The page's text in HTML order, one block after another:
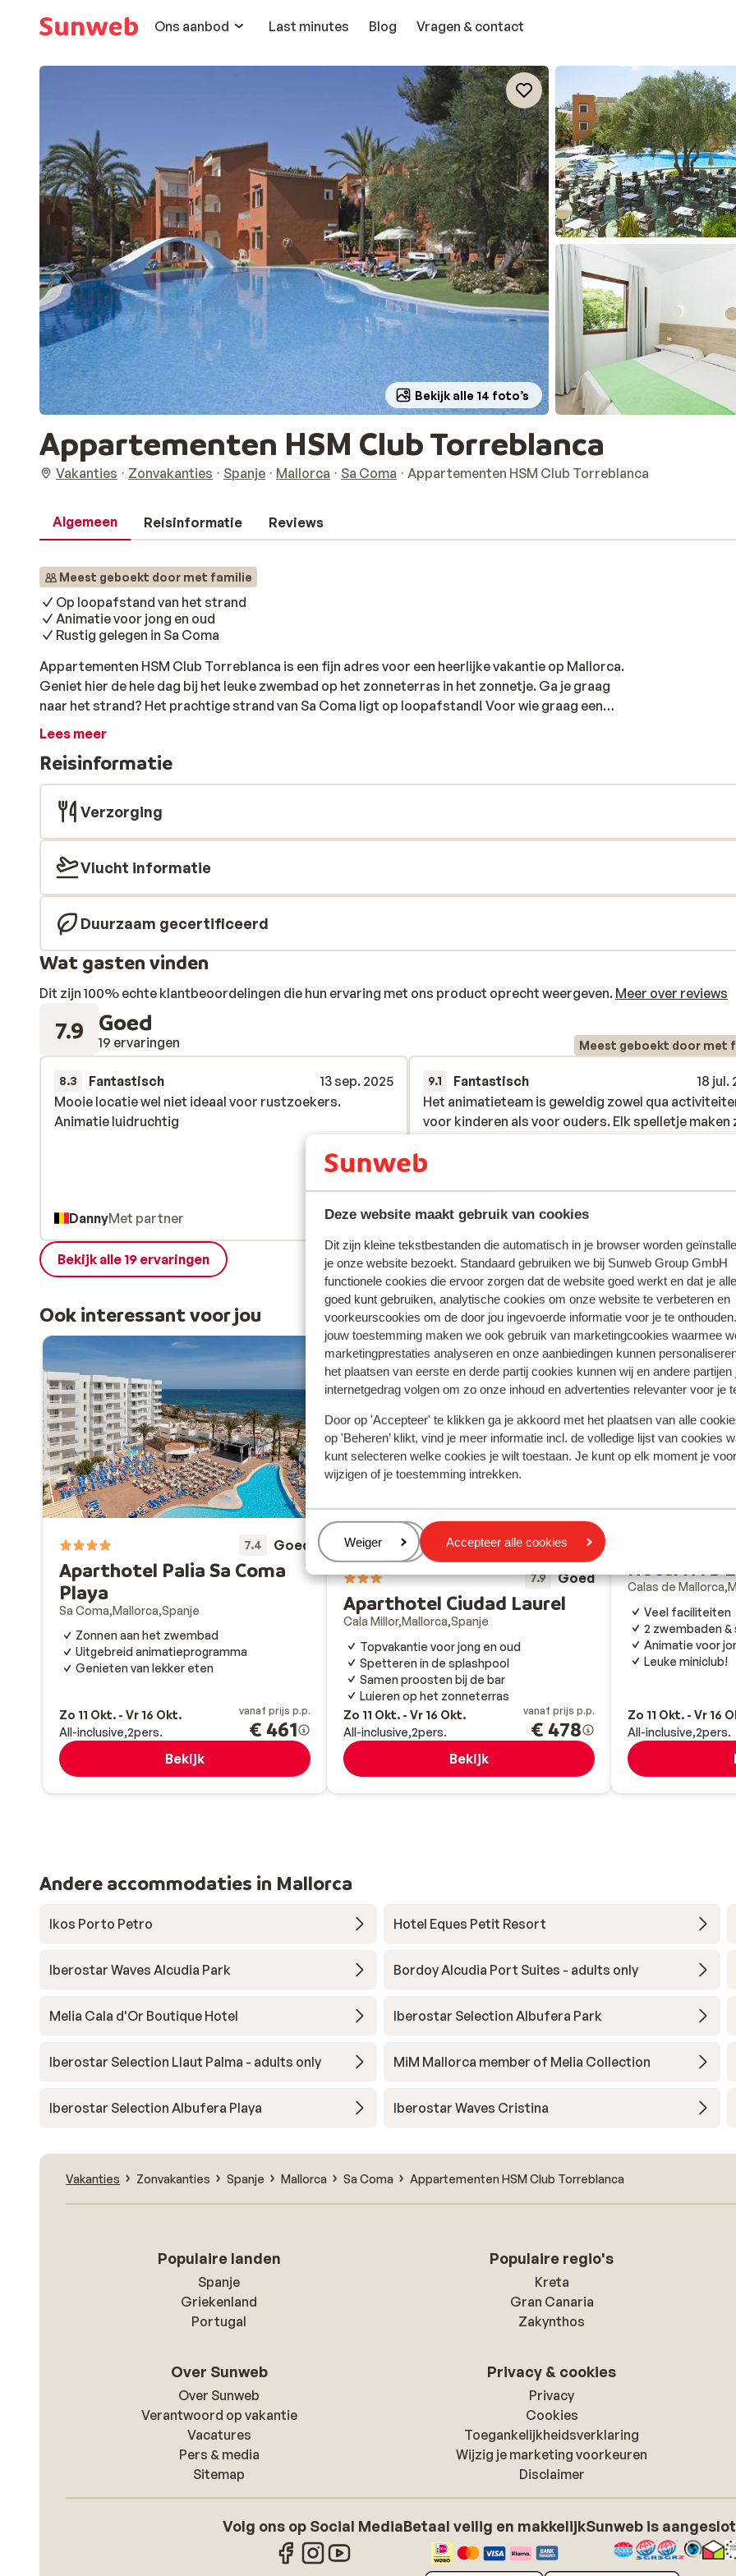
Deze website maakt gebruik van cookies
Dit zijn kleine tekstbestanden die automatisch in je browser worden
je onze website bezoekt. Standaard gebruiken we bij Sunweb Group GmbH
functionele cookies die ervoor zorgen dat de website goed werkt en dat je
goed kunt gebruiken, analytische cookies om onze website te verbeteren en
voorkeurscookies om de door jou ingevoerde informatie voor je te
jouw toestemming maken we ook gebruik van marketingcookies waarmee
marketingprestaties analyseren en onze aanbiedingen kunnen
het plaatsen van eerste en derde partij cookies kunnen wij en andere partijen
internetgedrag volgen om zo onze inhoud en advertenties relevanter voor je
Door op 'Accepteer' te klikken ga je akkoord met het plaatsen van alle
op 'Beheren’ klikt, vind je meer informatie incl. de volledige lijst van cookies
kunt selecteren welke cookies je wilt toestaan. Je kunt op elk moment je
wijzigen of je toestemming intrekken.
Beheren
Weiger Accepteer alle cookies
Ons aanbod
Last minutes Blog Vragen & contact
Bekijk alle 14 foto’s
Appartementen HSM Club Torreblanca
Vakanties Zonvakanties Spanje Mallorca Sa Coma Appartementen HSM Club Torreblanca
Algemeen Reisinformatie Reviews
Meest geboekt door met familie
Op loopafstand van het strand
Animatie voor jong en oud
Rustig gelegen in Sa Coma
Appartementen HSM Club Torreblanca is een fijn adres voor een heerlijke vakantie op Mallorca.
Geniet hier de hele dag bij het leuke zwembad op het zonneterras in het zonnetje. Ga je graag
naar het strand? Het prachtige strand van Sa Coma ligt op loopafstand! Voor wie graag een
beetje actief is tijdens de vakantie worden er diverse activiteiten georganiseerd door het
prachtig!
Lees meer
Reisinformatie
Verzorging
Vlucht informatie
Duurzaam gecertificeerd
Wat gasten vinden
Dit zijn 100% echte klantbeoordelingen die hun ervaring met ons product oprecht weergeven. Meer over reviews
7.9 Goed
19 ervaringen Meest geboekt door met
8.3 Fantastisch
13 sep. 2025
Mooie locatie wel niet ideaal voor rustzoekers.
Animatie luidruchtig
Mooie locatie wel niet ideaal voor rustzoekers.
Animatie luidruchtig
DannyMet partner
9.1 Fantastisch
18 jul.
Het animatieteam is geweldig zowel qua
voor kinderen als voor ouders. Elk spelletje maken
betrokken en vrolijke entertainers die in de avond
Het eten is goed. Elke dag wat anders en passend
prijs die je voor deze reis betaald. Het personeel is
vriendelijk. Het strand met een prachtige zee is op
loopafstand. Al met al een topvakantie, mede
enthousiasme en vriendelijkheid van het gehele
Het animatieteam is geweldig zowel qua
voor kinderen als voor ouders. Elk spelletje maken
betrokken en vrolijke entertainers die in de avond
AnoniemMet familie
Bekijk alle 19 ervaringen
Ook interessant voor jou
7.4 Goed
Aparthotel Palia Sa Coma
Playa
Sa Coma Mallorca Spanje
Zonnen aan het zwembad
Uitgebreid animatieprogramma
Genieten van lekker eten
Zo 11 Okt. - Vr 16 Okt.
All-inclusive 2pers.
vanaf prijs p.p.
€ 461
Bekijk
7.9 Goed
Aparthotel Ciudad Laurel
Cala Millor Mallorca Spanje
Topvakantie voor jong en oud
Spetteren in de splashpool
Samen proosten bij de bar
Luieren op het zonneterras
Zo 11 Okt. - Vr 16 Okt.
All-inclusive 2pers.
vanaf prijs p.p.
€ 478
Bekijk
Hotel HYB
Calas de Mallorca
Veel faciliteiten
2 zwembaden
Animatie voor
Leuke miniclub!
Zo 11 Okt. - Vr 16
All-inclusive 2pers.
Andere accommodaties in Mallorca
Ikos Porto Petro Hotel Eques Petit Resort
Iberostar Waves Alcudia Park Bordoy Alcudia Port Suites - adults only
Melia Cala d'Or Boutique Hotel Iberostar Selection Albufera Park
Iberostar Selection Llaut Palma - adults only MiM Mallorca member of Melia Collection
Iberostar Selection Albufera Playa Iberostar Waves Cristina
Vakanties Zonvakanties Spanje Mallorca Sa Coma Appartementen HSM Club Torreblanca
Populaire landen
Spanje
Griekenland
Portugal
Populaire regio's
Kreta
Gran Canaria
Zakynthos
Over Sunweb
Over Sunweb
Verantwoord op vakantie
Vacatures
Pers & media
Sitemap
Privacy & cookies
Privacy
Cookies
Toegankelijkheidsverklaring
Wijzig je marketing voorkeuren
Disclaimer
Volg ons op Social MediaBetaal veilig en makkelijkSunweb is